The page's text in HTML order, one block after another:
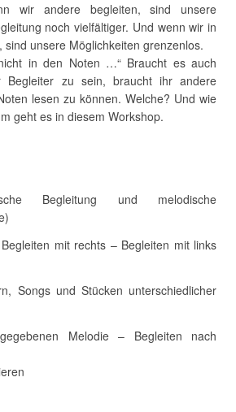
wir andere begleiten, sind unsere
noch vielfältiger. Und wenn wir in
unsere Möglichkeiten grenzenlos.
in den Noten …“ Braucht es auch
Begleiter zu sein, braucht ihr andere
lesen zu können. Welche? Und wie
geht es in diesem Workshop.
Begleitung und melodische
mit rechts – Begleiten mit links
Songs und Stücken unterschiedlicher
Melodie – Begleiten nach